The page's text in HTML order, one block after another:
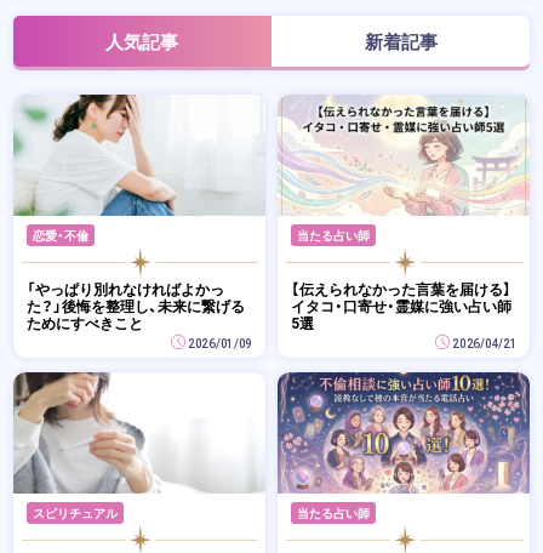
人気記事 新着記事
恋愛・不倫
「やっぱり別れなければよかっ
た？」後悔を整理し、未来に繋げる
ためにすべきこと
2026/01/09
当たる占い師
【伝えられなかった言葉を届ける】
イタコ・口寄せ・霊媒に強い占い師
5選
2026/04/21
スピリチュアル 当たる占い師